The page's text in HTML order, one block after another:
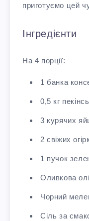
приготуємо цей
Інгредієнти
На 4 порції:
1 банка
0,5 кг
3 курячих
2 свіжих
1 пучок
Оливкова
Чорний
Сіль за